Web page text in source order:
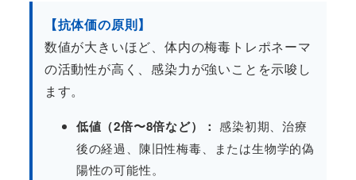
【抗体価の原則】
数値が大きいほど、体内の梅毒トレポネーマ
の活動性が高く、感染力が強いことを示唆し
ます。
低値（2倍〜8倍など）： 感染初期、治療
後の経過、陳旧性梅毒、または生物学的偽
陽性の可能性。